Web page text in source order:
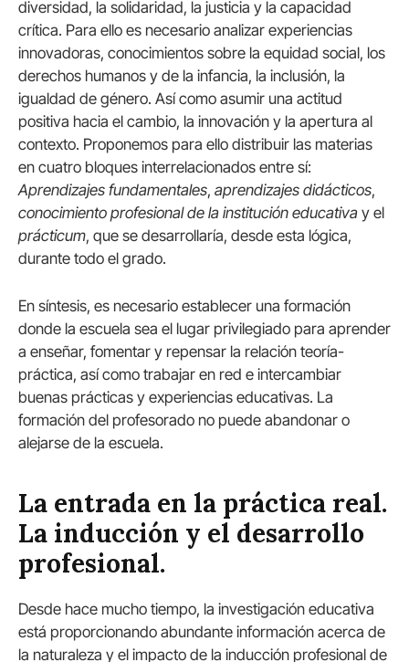
diversidad, la solidaridad, la justicia y la capacidad
crítica. Para ello es necesario analizar experiencias
innovadoras, conocimientos sobre la equidad social, los
derechos humanos y de la infancia, la inclusión, la
igualdad de género. Así como asumir una actitud
positiva hacia el cambio, la innovación y la apertura al
contexto. Proponemos para ello distribuir las materias
en cuatro bloques interrelacionados entre sí:
Aprendizajes fundamentales, aprendizajes didácticos,
conocimiento profesional de la institución educativa y el
prácticum, que se desarrollaría, desde esta lógica,
durante todo el grado.
En síntesis, es necesario establecer una formación
donde la escuela sea el lugar privilegiado para aprender
a enseñar, fomentar y repensar la relación teoría-
práctica, así como trabajar en red e intercambiar
buenas prácticas y experiencias educativas. La
formación del profesorado no puede abandonar o
alejarse de la escuela.
La entrada en la práctica real.
La inducción y el desarrollo
profesional.
Desde hace mucho tiempo, la investigación educativa
está proporcionando abundante información acerca de
la naturaleza y el impacto de la inducción profesional de